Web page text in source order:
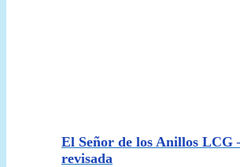
El Señor de los Anillos LCG
revisada